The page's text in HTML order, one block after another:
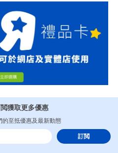
獲取更多優惠
的至抵優惠及最新動態
訂閲